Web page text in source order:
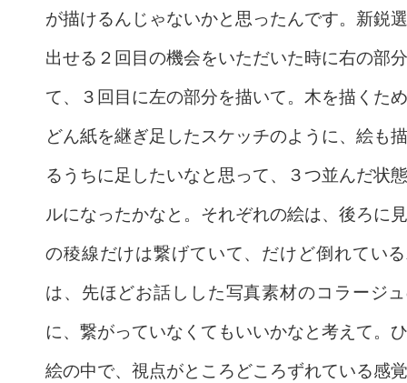
が描けるんじゃないかと思ったんです。新鋭
出せる２回目の機会をいただいた時に右の部
て、３回目に左の部分を描いて。木を描くた
どん紙を継ぎ足したスケッチのように、絵も
るうちに足したいなと思って、３つ並んだ状
ルになったかなと。それぞれの絵は、後ろに
の稜線だけは繋げていて、だけど倒れてい
は、先ほどお話しした写真素材のコラージ
に、繋がっていなくてもいいかなと考えて。
絵の中で、視点がところどころずれている感